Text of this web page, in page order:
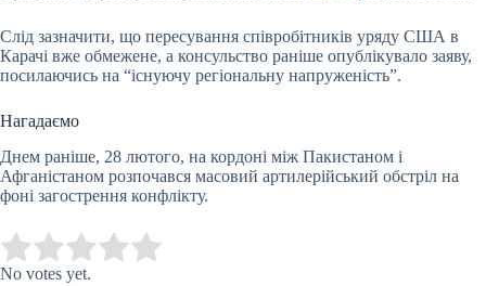
Слід зазначити, що пересування співробітників уряду США в
Карачі вже обмежене, а консульство раніше опублікувало заяву,
посилаючись на “існуючу регіональну напруженість”.
Нагадаємо
Днем раніше, 28 лютого, на кордоні між Пакистаном і
Афганістаном розпочався масовий артилерійський обстріл на
фоні загострення конфлікту.
Rate this item:
No votes yet.